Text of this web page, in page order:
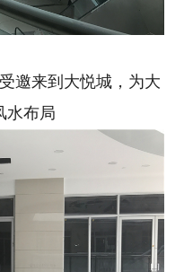
邀来到大悦城，为大
水布局